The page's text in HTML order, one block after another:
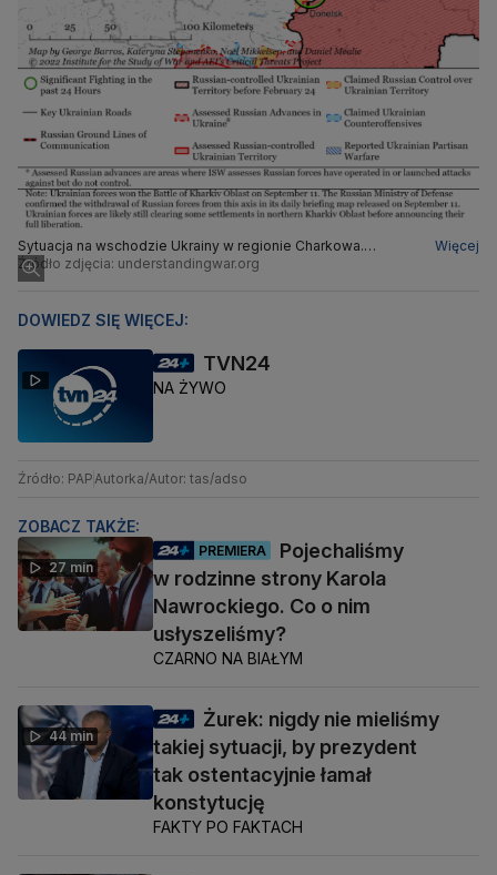
Sytuacja na wschodzie Ukrainy w regionie Charkowa.
Błękitnym kolorem oznaczone tereny odbite z rąk Rosjan
(stan na 13 września godz. 15.)
Więcej
Źródło zdjęcia: understandingwar.org
DOWIEDZ SIĘ WIĘCEJ:
TVN24
NA ŻYWO
Źródło: PAPAutorka/Autor: tas/adso
ZOBACZ TAKŻE:
27 min
PREMIERA
Pojechaliśmy
w rodzinne strony Karola
Nawrockiego. Co o nim
usłyszeliśmy?
CZARNO NA BIAŁYM
44 min
Żurek: nigdy nie mieliśmy
takiej sytuacji, by prezydent
tak ostentacyjnie łamał
konstytucję
FAKTY PO FAKTACH